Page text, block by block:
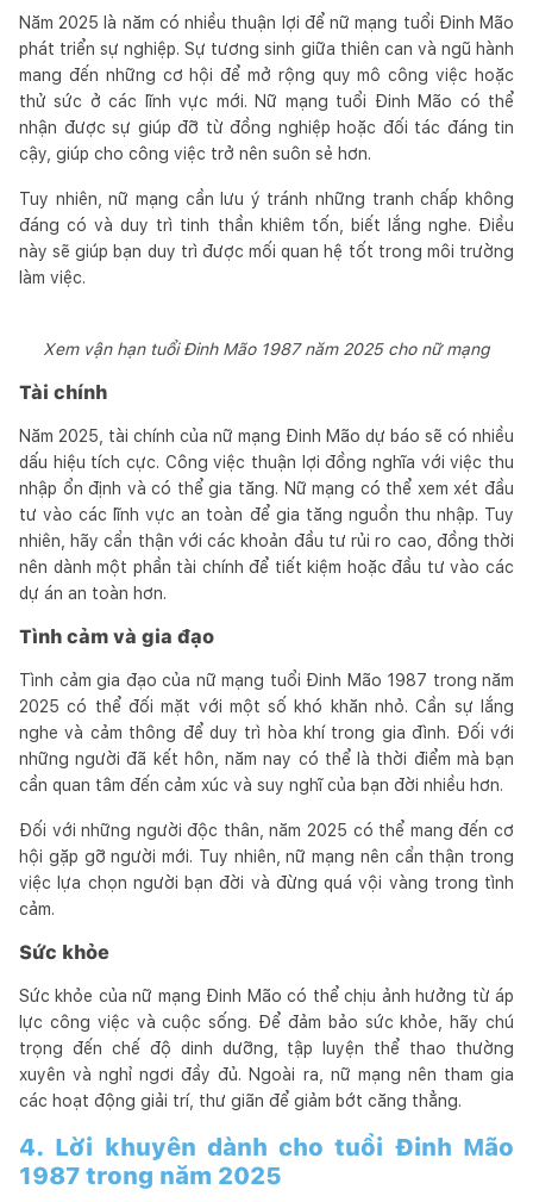
Năm 2025 là năm có nhiều thuận lợi để nữ mạng tuổi Đinh Mão
phát triển sự nghiệp. Sự tương sinh giữa thiên can và ngũ hành
mang đến những cơ hội để mở rộng quy mô công việc hoặc
thử sức ở các lĩnh vực mới. Nữ mạng tuổi Đinh Mão có thể
nhận được sự giúp đỡ từ đồng nghiệp hoặc đối tác đáng tin
cậy, giúp cho công việc trở nên suôn sẻ hơn.
Tuy nhiên, nữ mạng cần lưu ý tránh những tranh chấp không
đáng có và duy trì tinh thần khiêm tốn, biết lắng nghe. Điều
này sẽ giúp bạn duy trì được mối quan hệ tốt trong môi trường
làm việc.
Xem vận hạn tuổi Đinh Mão 1987 năm 2025 cho nữ mạng
Tài chính
Năm 2025, tài chính của nữ mạng Đinh Mão dự báo sẽ có nhiều
dấu hiệu tích cực. Công việc thuận lợi đồng nghĩa với việc thu
nhập ổn định và có thể gia tăng. Nữ mạng có thể xem xét đầu
tư vào các lĩnh vực an toàn để gia tăng nguồn thu nhập. Tuy
nhiên, hãy cẩn thận với các khoản đầu tư rủi ro cao, đồng thời
nên dành một phần tài chính để tiết kiệm hoặc đầu tư vào các
dự án an toàn hơn.
Tình cảm và gia đạo
Tình cảm gia đạo của nữ mạng tuổi Đinh Mão 1987 trong năm
2025 có thể đối mặt với một số khó khăn nhỏ. Cần sự lắng
nghe và cảm thông để duy trì hòa khí trong gia đình. Đối với
những người đã kết hôn, năm nay có thể là thời điểm mà bạn
cần quan tâm đến cảm xúc và suy nghĩ của bạn đời nhiều hơn.
Đối với những người độc thân, năm 2025 có thể mang đến cơ
hội gặp gỡ người mới. Tuy nhiên, nữ mạng nên cẩn thận trong
việc lựa chọn người bạn đời và đừng quá vội vàng trong tình
cảm.
Sức khỏe
Sức khỏe của nữ mạng Đinh Mão có thể chịu ảnh hưởng từ áp
lực công việc và cuộc sống. Để đảm bảo sức khỏe, hãy chú
trọng đến chế độ dinh dưỡng, tập luyện thể thao thường
xuyên và nghỉ ngơi đầy đủ. Ngoài ra, nữ mạng nên tham gia
các hoạt động giải trí, thư giãn để giảm bớt căng thẳng.
4. Lời khuyên dành cho tuổi Đinh Mão
1987 trong năm 2025